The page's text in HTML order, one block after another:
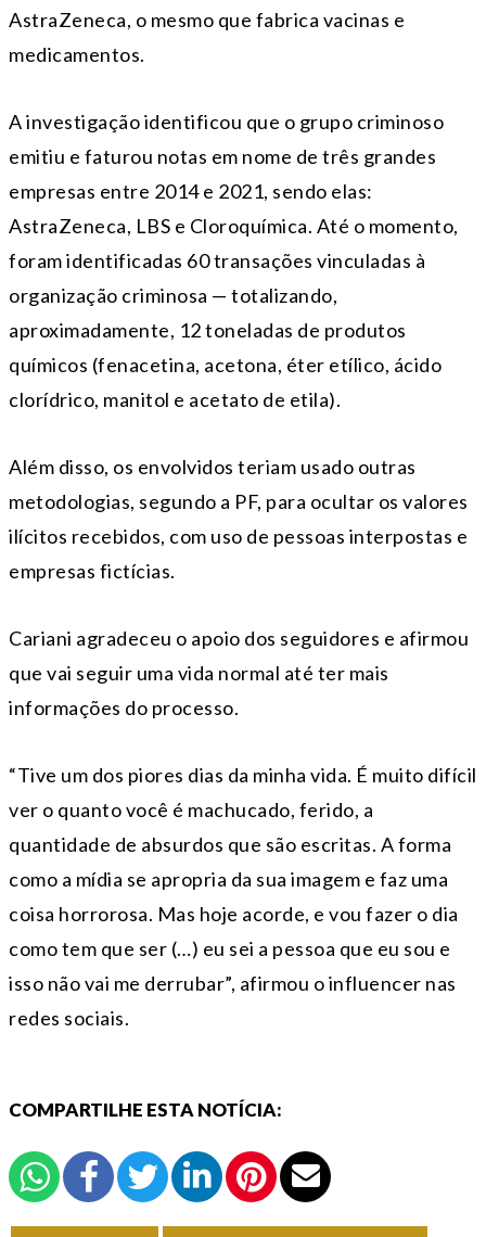
AstraZeneca, o mesmo que fabrica vacinas e
medicamentos.
A investigação identificou que o grupo criminoso
emitiu e faturou notas em nome de três grandes
empresas entre 2014 e 2021, sendo elas:
AstraZeneca, LBS e Cloroquímica. Até o momento,
foram identificadas 60 transações vinculadas à
organização criminosa — totalizando,
aproximadamente, 12 toneladas de produtos
químicos (fenacetina, acetona, éter etílico, ácido
clorídrico, manitol e acetato de etila).
Além disso, os envolvidos teriam usado outras
metodologias, segundo a PF, para ocultar os valores
ilícitos recebidos, com uso de pessoas interpostas e
empresas fictícias.
Cariani agradeceu o apoio dos seguidores e afirmou
que vai seguir uma vida normal até ter mais
informações do processo.
“Tive um dos piores dias da minha vida. É muito difícil
ver o quanto você é machucado, ferido, a
quantidade de absurdos que são escritas. A forma
como a mídia se apropria da sua imagem e faz uma
coisa horrorosa. Mas hoje acorde, e vou fazer o dia
como tem que ser (…) eu sei a pessoa que eu sou e
isso não vai me derrubar”, afirmou o influencer nas
redes sociais.
COMPARTILHE ESTA NOTÍCIA: